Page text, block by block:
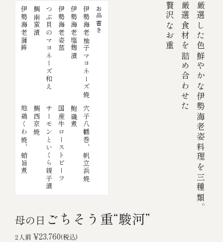
厳選した色鮮やかな伊勢海老姿料理を三種類。
厳選食材を詰め合わせた
贅沢なお重
お品書き
伊勢海老柚子マヨネーズ焼
伊勢海老塩麹漬
伊勢海老姿蒸
つぶ貝のマヨネーズ和え
鯛南蛮漬
伊勢海老蒲鉾
穴子八幡巻、帆立浜焼
鮑磯煮
国産牛ローストビーフ
サーモンといくら親子漬
鯛西京焼
地鶏くわ焼、蛸旨煮
母の日 ごちそう重“駿河”
2人前 ¥23,760(税込)